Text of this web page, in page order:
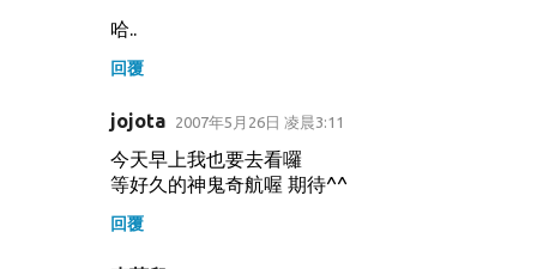
哈..
回覆
jojota 2007年5月26日 凌晨3:11
今天早上我也要去看囉
等好久的神鬼奇航喔 期待^^
回覆